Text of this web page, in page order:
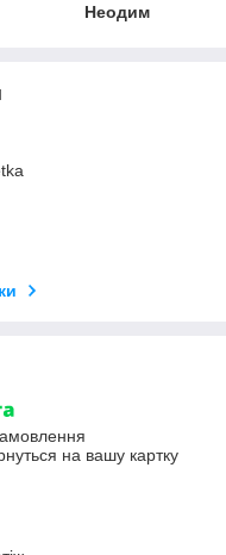
Неодим
на вашу картку